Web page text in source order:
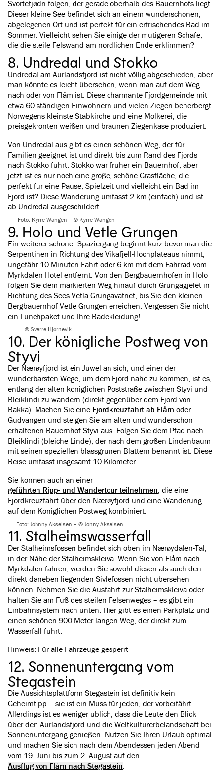
Svortetjødn folgen, der gerade oberhalb des Bauernhofs liegt.
Dieser kleine See befindet sich an einem wunderschönen,
abgelegenen Ort und ist perfekt für ein erfrischendes Bad im
Sommer. Vielleicht sehen Sie einige der mutigeren Schafe,
die die steile Felswand am nördlichen Ende erklimmen?
8. Undredal und Stokko
Undredal am Aurlandsfjord ist nicht völlig abgeschieden, aber
man könnte es leicht übersehen, wenn man auf dem Weg
nach oder von Flåm ist. Diese charmante Fjordgemeinde mit
etwa 60 ständigen Einwohnern und vielen Ziegen beherbergt
Norwegens kleinste Stabkirche und eine Molkerei, die
preisgekrönten weißen und braunen Ziegenkäse produziert.
Von Undredal aus gibt es einen schönen Weg, der für
Familien geeignet ist und direkt bis zum Rand des Fjords
nach Stokko führt. Stokko war früher ein Bauernhof, aber
jetzt ist es nur noch eine große, schöne Grasfläche, die
perfekt für eine Pause, Spielzeit und vielleicht ein Bad im
Fjord ist? Diese Wanderung umfasst 2 km (einfach) und ist
ab Undredal ausgeschildert.
Foto: Kyrre Wangen – © Kyrre Wangen
9. Holo und Vetle Grungen
Ein weiterer schöner Spaziergang beginnt kurz bevor man die
Serpentinen in Richtung des Vikafjell-Hochplateaus nimmt,
ungefähr 10 Minuten Fahrt oder 6 km mit dem Fahrrad vom
Myrkdalen Hotel entfernt. Von den Bergbauernhöfen in Holo
folgen Sie dem markierten Weg hinauf durch Grungagjelet in
Richtung des Sees Vetla Grungavatnet, bis Sie den kleinen
Bergbauernhof Vetle Grungen erreichen. Vergessen Sie nicht
ein Lunchpaket und Ihre Badekleidung!
© Sverre Hjørnevik
10. Der königliche Postweg von
Styvi
Der Nærøyfjord ist ein Juwel an sich, und einer der
wunderbarsten Wege, um dem Fjord nahe zu kommen, ist es,
entlang der alten königlichen Poststraße zwischen Styvi und
Bleiklindi zu wandern (direkt gegenüber dem Fjord von
Bakka). Machen Sie eine Fjordkreuzfahrt ab Flåm oder
Gudvangen und steigen Sie am alten und wunderschön
erhaltenen Bauernhof Styvi aus. Folgen Sie dem Pfad nach
Bleiklindi (bleiche Linde), der nach dem großen Lindenbaum
mit seinen speziellen blassgrünen Blättern benannt ist. Diese
Reise umfasst insgesamt 10 Kilometer.
Sie können auch an einer
geführten Ripp- und Wandertour teilnehmen , die eine
Fjordkreuzfahrt über den Nærøyfjord und eine Wanderung
auf dem Königlichen Postweg kombiniert.
Foto: Johnny Akselsen – © Jonny Akselsen
11. Stalheimswasserfall
Der Stalheimsfossen befindet sich oben im Nærøydalen-Tal,
in der Nähe der Stalheimskleiva. Wenn Sie von Flåm nach
Myrkdalen fahren, werden Sie sowohl diesen als auch den
direkt daneben liegenden Sivlefossen nicht übersehen
können. Nehmen Sie die Ausfahrt zur Stalheimskleiva oder
halten Sie am Fuß des steilen Felsenweges – es gibt ein
Einbahnsystem nach unten. Hier gibt es einen Parkplatz und
einen schönen 900 Meter langen Weg, der direkt zum
Wasserfall führt.
Hinweis: Für alle Fahrzeuge gesperrt
12. Sonnenuntergang vom
Stegastein
Die Aussichtsplattform Stegastein ist definitiv kein
Geheimtipp – sie ist ein Muss für jeden, der vorbeifährt.
Allerdings ist es weniger üblich, dass die Leute den Blick
über den Aurlandsfjord und die Weltkulturerbelandschaft bei
Sonnenuntergang genießen. Nutzen Sie Ihren Urlaub optimal
und machen Sie sich nach dem Abendessen jeden Abend
vom 19. Juni bis zum 2. August auf den
Ausflug von Flåm nach Stegastein